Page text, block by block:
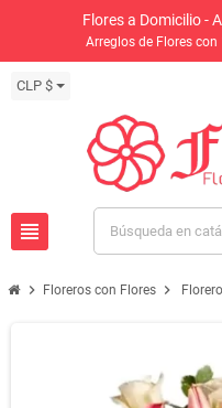
Flores a Domicilio -
Arreglos de Flores con
CLP $
view_headline
chevron_right Floreros con Flores chevron_right